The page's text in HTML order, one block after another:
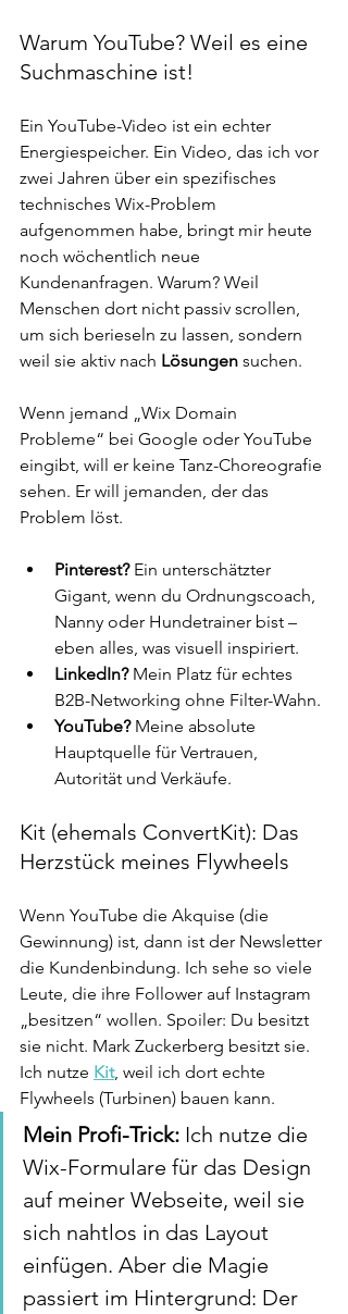
Warum YouTube? Weil es eine
Suchmaschine ist!
Ein YouTube-Video ist ein echter
Energiespeicher. Ein Video, das ich vor
zwei Jahren über ein spezifisches
technisches Wix-Problem
aufgenommen habe, bringt mir heute
noch wöchentlich neue
Kundenanfragen. Warum? Weil
Menschen dort nicht passiv scrollen,
um sich berieseln zu lassen, sondern
weil sie aktiv nach Lösungen suchen.
Wenn jemand „Wix Domain
Probleme“ bei Google oder YouTube
eingibt, will er keine Tanz-Choreografie
sehen. Er will jemanden, der das
Problem löst.
Pinterest? Ein unterschätzter
Gigant, wenn du Ordnungscoach,
Nanny oder Hundetrainer bist –
eben alles, was visuell inspiriert.
LinkedIn? Mein Platz für echtes
B2B-Networking ohne Filter-Wahn.
YouTube? Meine absolute
Hauptquelle für Vertrauen,
Autorität und Verkäufe.
Kit (ehemals ConvertKit): Das
Herzstück meines Flywheels
Wenn YouTube die Akquise (die
Gewinnung) ist, dann ist der Newsletter
die Kundenbindung. Ich sehe so viele
Leute, die ihre Follower auf Instagram
„besitzen“ wollen. Spoiler: Du besitzt
sie nicht. Mark Zuckerberg besitzt sie.
Ich nutze Kit, weil ich dort echte
Flywheels (Turbinen) bauen kann.
Mein Profi-Trick: Ich nutze die
Wix-Formulare für das Design
auf meiner Webseite, weil sie
sich nahtlos in das Layout
einfügen. Aber die Magie
passiert im Hintergrund: Der